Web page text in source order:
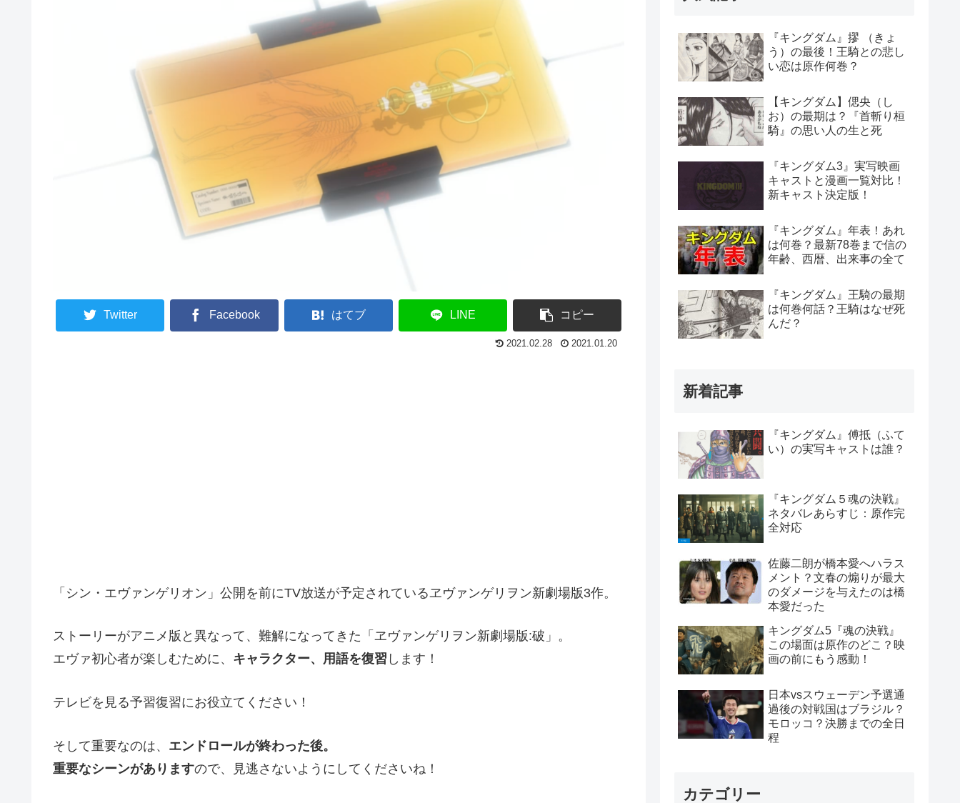
Twitter Facebook はてブ LINE コピー
2021.02.28 2021.01.20
「シン・エヴァンゲリオン」公開を前にTV放送が予定されているヱヴァンゲリヲン新劇場版3作。
ストーリーがアニメ版と異なって、難解になってきた「ヱヴァンゲリヲン新劇場版:破」。
エヴァ初心者が楽しむために、 キャラクター、用語を復習 します！
テレビを見る予習復習にお役立てください！
そして重要なのは、 エンドロールが終わった後。
重要なシーンがありますので、見逃さないようにしてくださいね！
『キングダム』摎 （きょ
う）の最後！王騎との悲し
い恋は原作何巻？
【キングダム】偲央（し
お）の最期は？『首斬り桓
騎』の思い人の生と死
『キングダム3』実写映画
キャストと漫画一覧対比！
新キャスト決定版！
『キングダム』年表！あれ
は何巻？最新78巻まで信の
年齢、西暦、出来事の全て
『キングダム』王騎の最期
は何巻何話？王騎はなぜ死
んだ？
新着記事
『キングダム』傅抵（ふて
い）の実写キャストは誰？
『キングダム５魂の決戦』
ネタバレあらすじ：原作完
全対応
佐藤二朗が橋本愛へハラス
メント？文春の煽りが最大
のダメージを与えたのは橋
本愛だった
キングダム5『魂の決戦』
この場面は原作のどこ？映
画の前にもう感動！
日本vsスウェーデン予選通
過後の対戦国はブラジル？
モロッコ？決勝までの全日
程
カテゴリー